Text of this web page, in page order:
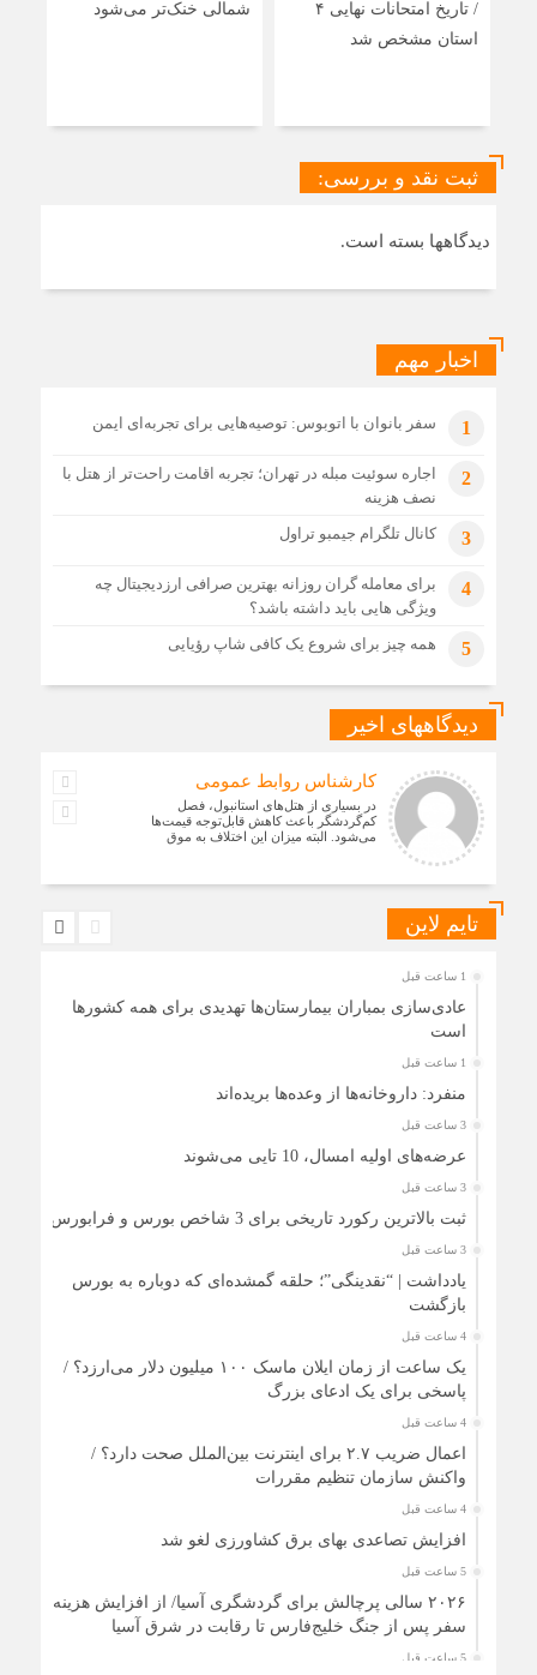
اینترنت
وجود
دارد
/ تاریخ امتحانات نهایی ۴
استان مشخص شد
شمالی خنک‌تر می‌شود
ثبت نقد و بررسی:
دیدگاهها بسته است.
اخبار مهم
1 سفر بانوان با اتوبوس: توصیه‌هایی برای تجربه‌ای ایمن
2
اجاره سوئیت مبله در تهران؛ تجربه اقامت راحت‌تر از هتل با
نصف هزینه
3 کانال تلگرام جیمبو تراول
4
برای معامله گران روزانه بهترین صرافی ارزدیجیتال چه
ویژگی هایی باید داشته باشد؟
5 همه چیز برای شروع یک کافی شاپ رؤیایی
دیدگاههای اخیر
کارشناس روابط عمومی
در بسیاری از هتل‌های استانبول، فصل
کم‌گردشگر باعث کاهش قابل‌توجه قیمت‌ها
می‌شود. البته میزان این اختلاف به موق
تایم لاین
1 ساعت قبل
عادی‌سازی بمباران بیمارستان‌ها تهدیدی برای همه کشورها
است
1 ساعت قبل
منفرد: داروخانه‌ها از وعده‌ها بریده‌اند
3 ساعت قبل
عرضه‌های اولیه امسال، 10 تایی می‌شوند
3 ساعت قبل
ثبت بالاترین رکورد تاریخی برای 3 شاخص بورس و فرابورس
3 ساعت قبل
یادداشت | “نقدینگی”؛ حلقه گمشده‌ای که دوباره به بورس
بازگشت
4 ساعت قبل
یک ساعت از زمان ایلان ماسک ۱۰۰ میلیون دلار می‌ارزد؟ /
پاسخی برای یک ادعای بزرگ
4 ساعت قبل
اعمال ضریب ۲.۷ برای اینترنت بین‌الملل صحت دارد؟ /
واکنش سازمان تنظیم مقررات
4 ساعت قبل
افزایش تصاعدی بهای برق کشاورزی لغو شد
5 ساعت قبل
۲۰۲۶ سالی پرچالش برای گردشگری آسیا/ از افزایش هزینه
سفر پس از جنگ خلیج‌فارس تا رقابت در شرق آسیا
5 ساعت قبل